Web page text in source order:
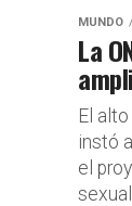
MUNDO
La
El
instó
el